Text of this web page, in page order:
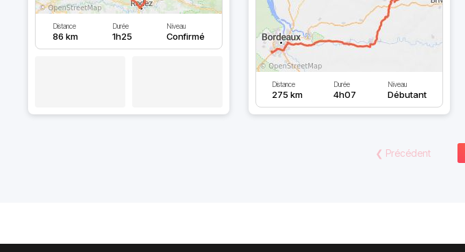
Distance
86 km
Durée
1h25
Niveau
Confirmé
Distance
275 km
Durée
4h07
Niveau
Débutant
❮ Précédent